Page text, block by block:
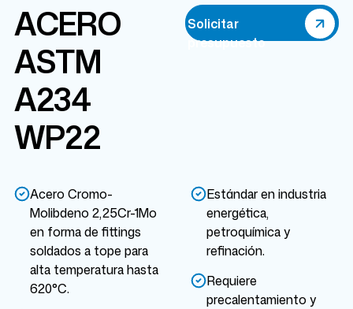
ACERO
ASTM
A234
WP22
Acero Cromo-
Molibdeno 2,25Cr-1Mo
en forma de fittings
soldados a tope para
alta temperatura hasta
620°C.
Estándar en industria
energética,
petroquímica y
refinación.
Requiere
precalentamiento y
Solicitar
presupuesto